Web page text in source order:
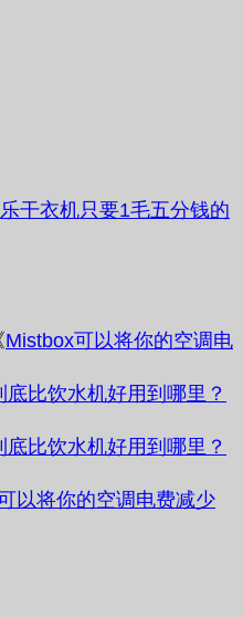
干衣机只要1毛五分钱的
Mistbox可以将你的空调电
底比饮水机好用到哪里？
底比饮水机好用到哪里？
以将你的空调电费减少